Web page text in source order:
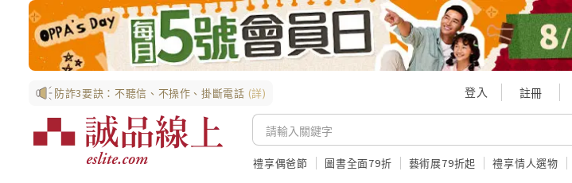
防詐3要訣：不聽信、不操作、掛斷電話 (詳) 登入 註冊
禮享偶爸節 圖書全面79折 藝術展79折起 禮享情人選物